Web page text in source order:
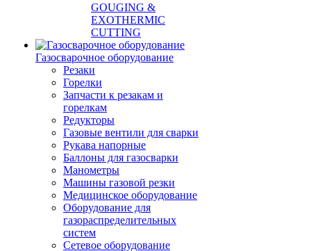
GOUGING &
EXOTHERMIC
CUTTING
Газосварочное оборудование
Резаки
Горелки
Запчасти к резакам и
горелкам
Редукторы
Газовые вентили для сварки
Рукава напорные
Баллоны для газосварки
Манометры
Машины газовой резки
Медицинское оборудование
Оборудование для
газораспределительных
систем
Сетевое оборудование